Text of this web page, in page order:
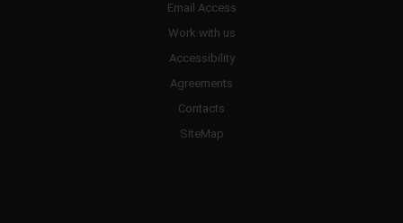
Email Access
Work with us
Accessibility
Agreements
Contacts
SiteMap